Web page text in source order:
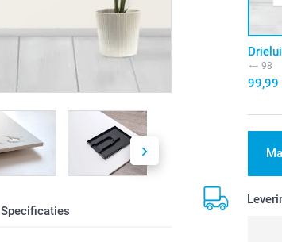
Specificaties
98
99,99